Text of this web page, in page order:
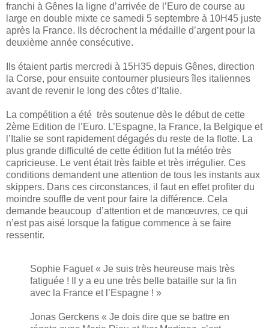
franchi à Gênes la ligne d’arrivée de l’Euro de course au
large en double mixte ce samedi 5 septembre à 10H45 juste
après la France. Ils décrochent la médaille d’argent pour la
deuxième année consécutive.
Ils étaient partis mercredi à 15H35 depuis Gênes, direction
la Corse, pour ensuite contourner plusieurs îles italiennes
avant de revenir le long des côtes d’Italie.
La compétition a été très soutenue dès le début de cette
2ème Edition de l’Euro. L’Espagne, la France, la Belgique et
l’Italie se sont rapidement dégagés du reste de la flotte. La
plus grande difficulté de cette édition fut la météo très
capricieuse. Le vent était très faible et très irrégulier. Ces
conditions demandent une attention de tous les instants aux
skippers. Dans ces circonstances, il faut en effet profiter du
moindre souffle de vent pour faire la différence. Cela
demande beaucoup d’attention et de manœuvres, ce qui
n’est pas aisé lorsque la fatigue commence à se faire
ressentir.
Sophie Faguet « Je suis très heureuse mais très
fatiguée ! Il y a eu une très belle bataille sur la fin
avec la France et l’Espagne ! »
Jonas Gerckens « Je dois dire que se battre en